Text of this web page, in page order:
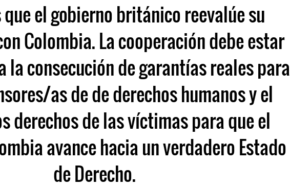
que el gobierno británico reevalúe su
Colombia. La cooperación debe estar
la consecución de garantías reales para
as de de derechos humanos y el
derechos de las víctimas para que el
avance hacia un verdadero Estado
de Derecho.